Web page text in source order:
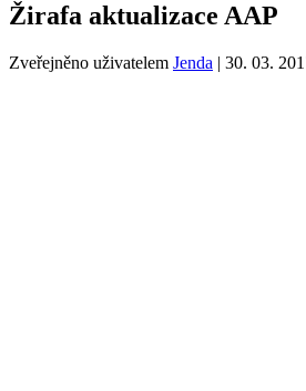
Žirafa aktualizace AAP
Zveřejněno uživatelem Jenda | 30. 03.